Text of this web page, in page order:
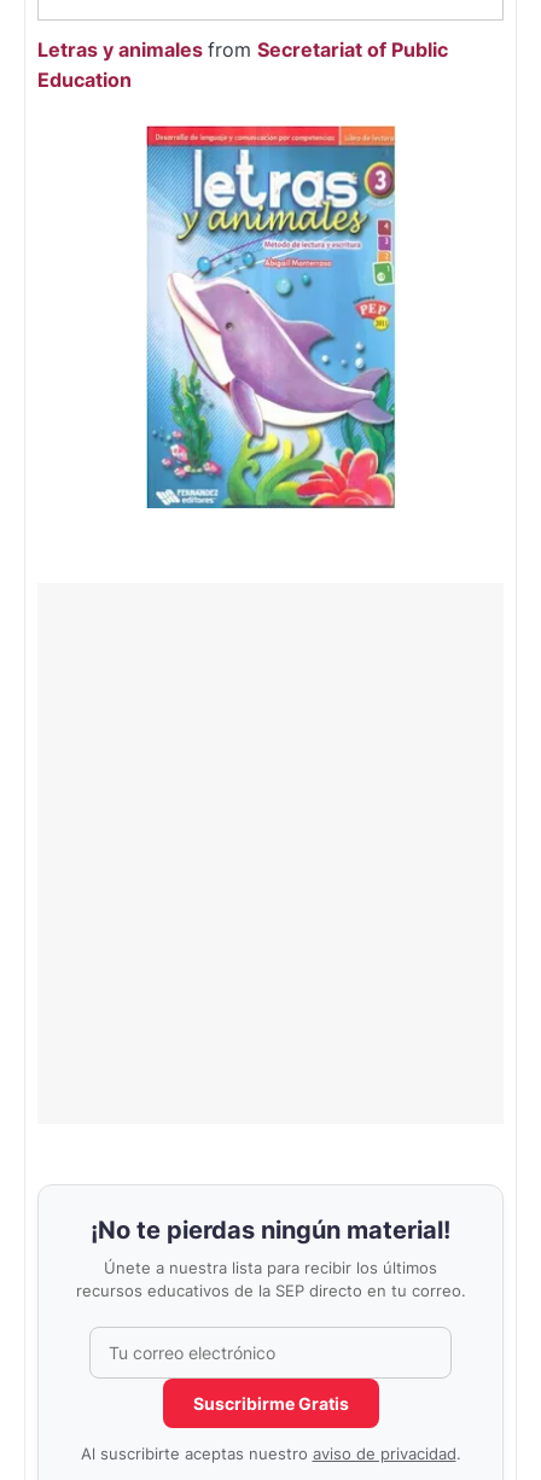
Letras y animales from Secretariat of Public
Education
¡No te pierdas ningún material!
Únete a nuestra lista para recibir los últimos
recursos educativos de la SEP directo en tu correo.
No completar este campo
Suscribirme Gratis
Al suscribirte aceptas nuestro aviso de privacidad.